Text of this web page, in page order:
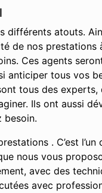
différents atouts.
de nos prestations
Ces agents
tous vos
tous des experts,
Ils ont aussi
besoin.
. C’est l’un
nous vous
avec des
avec